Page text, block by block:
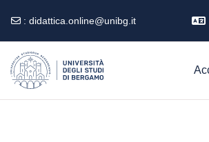
: didattica.online@unibg.it